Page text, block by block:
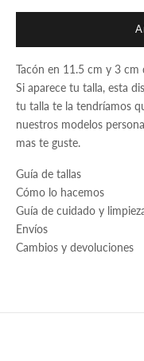
Tacón en 11.5 cm y 3 cm
Si aparece tu talla, esta
tu talla te la tendríamos
nuestros modelos
mas te guste.
Guía de tallas
Cómo lo hacemos
Guía de cuidado y
Envíos
Cambios y devoluciones